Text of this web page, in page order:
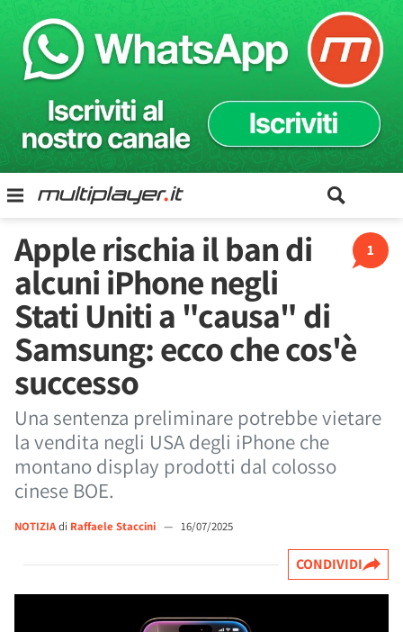
1
Apple rischia il ban di
alcuni iPhone negli
Stati Uniti a "causa" di
Samsung: ecco che cos'è
successo
Una sentenza preliminare potrebbe vietare
la vendita negli USA degli iPhone che
montano display prodotti dal colosso
cinese BOE.
NOTIZIAdi Raffaele Staccini — 16/07/2025
CONDIVIDI